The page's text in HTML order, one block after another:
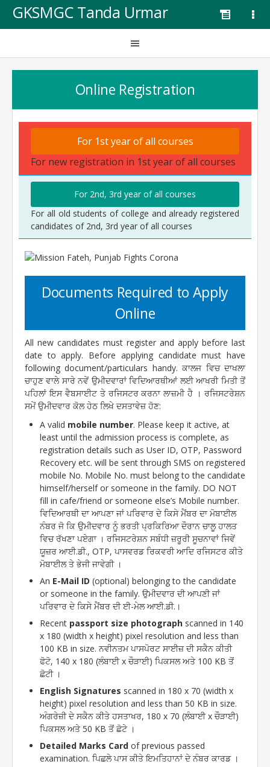
GKSMGC Tanda Urmar
Online Registration
For 1st year of all courses
For new registration in 1st year of all courses
For 2nd, 3rd year of all courses
For all old students of college and already registered
candidates of 2nd, 3rd year of all courses
Documents Required to Apply
Online
All new candidates must register and apply before last
date to apply. Before applying candidate must have
following document/particulars handy. ਕਾਲਜ ਵਿਚ ਦਾਖਲਾ
ਚਾਹੁਣ ਵਾਲੇ ਸਾਰੇ ਨਵੇਂ ਉਮੀਦਵਾਰਾਂ ਵਿਦਿਆਰਥੀਆਂ ਲਈ ਆਖਰੀ ਮਿਤੀ ਤੋਂ
ਪਹਿਲਾਂ ਇਸ ਵੈਬਸਾਈਟ ਤੇ ਰਜਿਸਟਰ ਕਰਨਾ ਲਾਜ਼ਮੀ ਹੈ । ਰਜਿਸਟਰੇਸ਼ਨ
ਸਮੇਂ ਉਮੀਦਵਾਰ ਕੋਲ ਹੇਠ ਲਿਖੇ ਦਸਤਾਵੇਜ਼ ਹੋਣ:
A valid mobile number. Please keep it active, at
least until the admission process is complete, as
registration details such as User ID, OTP, Password
Recovery etc. will be sent through SMS on registered
mobile No. Mobile No. must belong to the candidate
himself/herself or someone in the family. DO NOT
fill in cafe/friend or someone else’s Mobile number.
ਵਿਦਿਆਰਥੀ ਦਾ ਆਪਣਾ ਜਾਂ ਪਰਿਵਾਰ ਦੇ ਕਿਸੇ ਮੈਂਬਰ ਦਾ ਮੋਬਾਈਲ
ਨੰਬਰ ਜੋ ਕਿ ਉਮੀਦਵਾਰ ਨੂੰ ਭਰਤੀ ਪ੍ਰਕਿਰਿਆ ਦੌਰਾਨ ਚਾਲੂ ਹਾਲਤ
ਵਿਚ ਰੱਖਣਾ ਪਏਗਾ । ਰਜਿਸਟਰੇਸ਼ਨ ਸਬੰਧੀ ਜ਼ਰੂਰੀ ਸੂਚਨਾਵਾਂ ਜਿਵੇਂ
ਯੂਜ਼ਰ ਆਈ.ਡੀ., OTP, ਪਾਸਵਰਡ ਰਿਕਵਰੀ ਆਦਿ ਰਜਿਸਟਰ ਕੀਤੇ
ਮੋਬਾਈਲ ਤੇ ਭੇਜੀ ਜਾਵੇਗੀ ।
An E-Mail ID (optional) belonging to the candidate
or someone in the family. ਉਮੀਦਵਾਰ ਦੀ ਆਪਣੀ ਜਾਂ
ਪਰਿਵਾਰ ਦੇ ਕਿਸੇ ਮੈਂਬਰ ਦੀ ਈ-ਮੇਲ ਆਈ.ਡੀ.।
Recent passport size photograph scanned in 140
x 180 (width x height) pixel resolution and less than
100 KB in size. ਨਵੀਨਤਮ ਪਾਸਪੋਰਟ ਸਾਈਜ਼ ਦੀ ਸਕੈਨ ਕੀਤੀ
ਫੋਟੋ, 140 x 180 (ਲੰਬਾਈ x ਚੌੜਾਈ) ਪਿਕਸਲ ਅਤੇ 100 KB ਤੋਂ
ਛੋਟੀ ।
English Signatures scanned in 180 x 70 (width x
height) pixel resolution and less than 50 KB in size.
ਅੰਗਰੇਜ਼ੀ ਦੇ ਸਕੈਨ ਕੀਤੇ ਹਸਤਾਖਰ, 180 x 70 (ਲੰਬਾਈ x ਚੌੜਾਈ)
ਪਿਕਸਲ ਅਤੇ 50 KB ਤੋਂ ਛੋਟੇ ।
Detailed Marks Card of previous passed
examination. ਪਿਛਲੇ ਪਾਸ ਕੀਤੇ ਇਮਤਿਹਾਨਾਂ ਦੇ ਨੰਬਰ ਕਾਰਡ ।